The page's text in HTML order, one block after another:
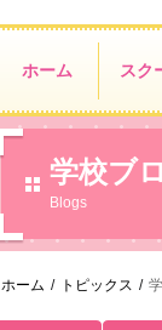
ホーム スク
学校ブ
Blogs
ホーム / トピックス /